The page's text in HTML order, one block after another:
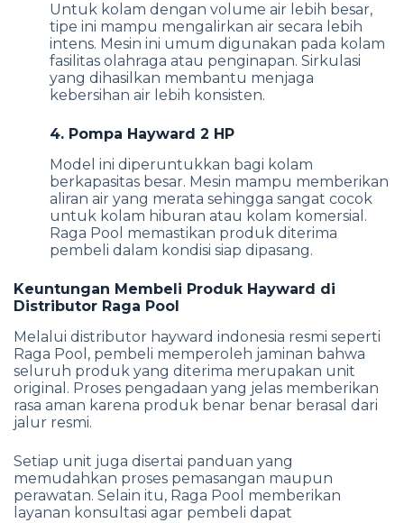
Untuk kolam dengan volume air lebih besar,
tipe ini mampu mengalirkan air secara lebih
intens. Mesin ini umum digunakan pada kolam
fasilitas olahraga atau penginapan. Sirkulasi
yang dihasilkan membantu menjaga
kebersihan air lebih konsisten.
4. Pompa Hayward 2 HP
Model ini diperuntukkan bagi kolam
berkapasitas besar. Mesin mampu memberikan
aliran air yang merata sehingga sangat cocok
untuk kolam hiburan atau kolam komersial.
Raga Pool memastikan produk diterima
pembeli dalam kondisi siap dipasang.
Keuntungan Membeli Produk Hayward di
Distributor Raga Pool
Melalui distributor hayward indonesia resmi seperti
Raga Pool, pembeli memperoleh jaminan bahwa
seluruh produk yang diterima merupakan unit
original. Proses pengadaan yang jelas memberikan
rasa aman karena produk benar benar berasal dari
jalur resmi.
Setiap unit juga disertai panduan yang
memudahkan proses pemasangan maupun
perawatan. Selain itu, Raga Pool memberikan
layanan konsultasi agar pembeli dapat